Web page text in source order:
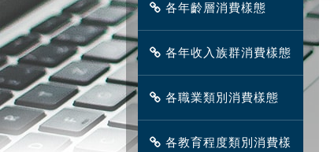
各年齡層消費樣態
各年收入族群消費樣態
各職業類別消費樣態
各教育程度類別消費樣